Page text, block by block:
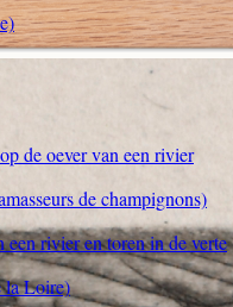
de oever van een rivier
de champignons)
een rivier en toren in de verte
la Loire)